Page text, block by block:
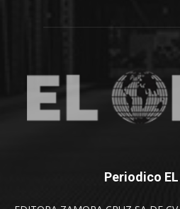
Periodico EL